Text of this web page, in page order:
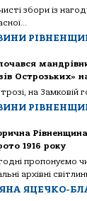
збори із
Острозьких»
на Замковій
1916 року
пропонуємо
архівні
ЯЦЕЧКО-